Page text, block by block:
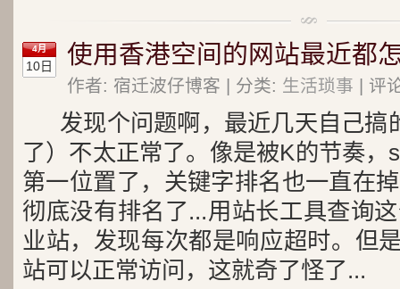
4月
10日 使用香港空间的网站最近都
作者: 宿迁波仔博客 | 分类: 生活琐事 | 评
发现个问题啊，最近几天自己搞
了）不太正常了。像是被K的节奏，
第一位置了，关键字排名也一直在
彻底没有排名了...用站长工具查询
业站，发现每次都是响应超时。但
站可以正常访问，这就奇了怪了...